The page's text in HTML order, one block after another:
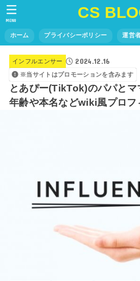
CS
ホーム プライバシーポリシー 運営
MENU
インフルエンサー 2024.12.16
※当サイトはプロモーションを含みます
とあぴー(TikTok)のパパとマ
年齢や本名などwiki風プロフ